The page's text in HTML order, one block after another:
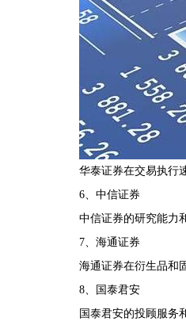
华泰证券在交易执行
6、中信证券
中信证券的研究能力
7、海通证券
海通证券在衍生品和
8、国泰君安
国泰君安的投顾服务